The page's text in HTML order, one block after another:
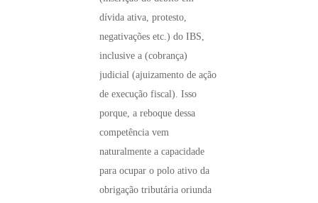
dívida ativa, protesto,
negativações etc.) do IBS,
inclusive a (cobrança)
judicial (ajuizamento de ação
de execução fiscal). Isso
porque, a reboque dessa
competência vem
naturalmente a capacidade
para ocupar o polo ativo da
obrigação tributária oriunda